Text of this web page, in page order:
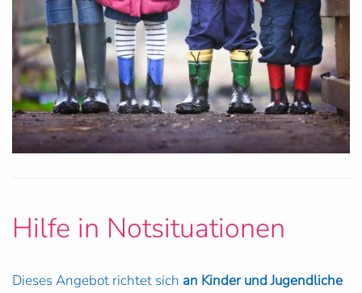
Hilfe in Notsituationen
Dieses Angebot richtet sich an Kinder und Jugendliche